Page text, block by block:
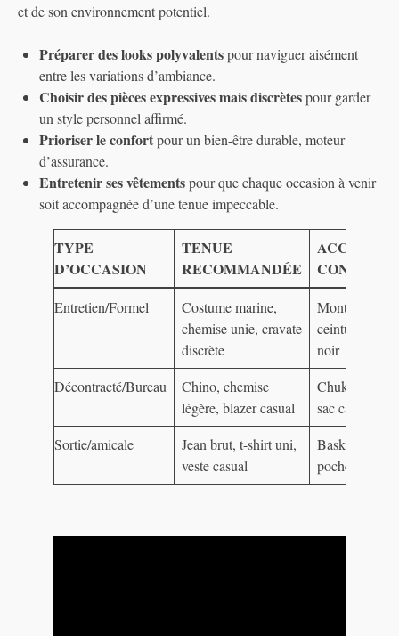
et de son environnement potentiel.
Préparer des looks polyvalentspour naviguer aisément
entre les variations d’ambiance.
Choisir des pièces expressives mais discrètespour garder
un style personnel affirmé.
Prioriser le confortpour un bien-être durable, moteur
d’assurance.
Entretenir ses vêtementspour que chaque occasion à venir
soit accompagnée d’une tenue impeccable.
TYPE
D’OCCASION
TENUE
RECOMMANDÉE
Entretien/Formel
Costume marine,
chemise unie, cravate
discrète
Montre
ceinture en
noir
Décontracté/Bureau
Chino, chemise
légère, blazer casual
Chukka boots,
sac cartable
Sortie/amicale
Jean brut, t-shirt uni,
veste casual
Baskets
pochettes